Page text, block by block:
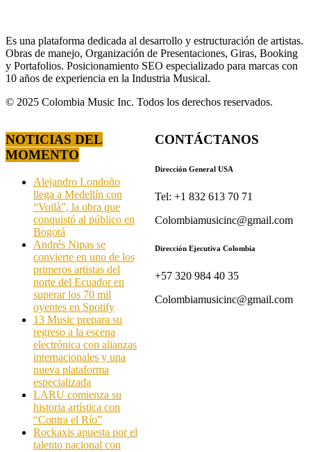
Es una plataforma dedicada al desarrollo y estructuración de artistas.
Obras de manejo, Organización de Presentaciones, Giras, Booking
y Portafolios. Posicionamiento SEO especializado para marcas con
10 años de experiencia en la Industria Musical.
© 2025 Colombia Music Inc. Todos los derechos reservados.
NOTICIAS DEL
MOMENTO
Alejandro Londoño
llega a Medellín con
“Voilà”, la obra que
conquistó al público en
Bogotá
Andrés Nipas se
convierte en uno de los
primeros artistas del
norte del Ecuador en
superar los 70 mil
oyentes en Spotify
13 Music prepara su
regreso a la escena
electrónica con alianzas
internacionales y una
nueva plataforma
especializada
LARU comienza su
historia artística con
“Contra el Río”
Rockaxis apuesta por el
talento nacional con
CONTÁCTANOS
Dirección General USA
Tel: +1 832 613 70 71
Colombiamusicinc@gmail.com
Dirección Ejecutiva Colombia
+57 320 984 40 35
Colombiamusicinc@gmail.com